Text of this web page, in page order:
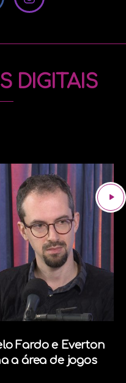
DIGITAIS
Fardo e Everton
a área de jogos